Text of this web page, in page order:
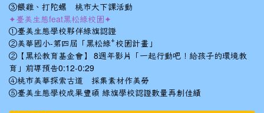
③餵雞、打陀螺 桃市大下課活動
✦臺美生態feat黑松綠校園✦
①臺美生態學校夥伴綠旗認證
②美華國小-第四屆「黑松綠⁺校園計畫」
②【黑松教育基金會】 8週年影片「一起行動吧！給孩子的環境教
育」前導預告0:12-0:29
④桃市美華探索古道 採集素材作美勞
⑤臺美生態學校成果豐碩 綠旗學校認證數量再創佳績